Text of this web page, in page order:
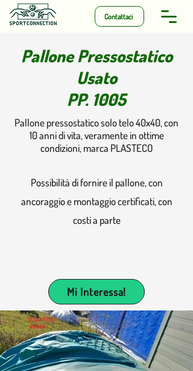
Contattaci
Pallone Pressostatico
Usato
PP. 1005
Pallone pressostatico solo telo 40x40, con
10 anni di vita, veramente in ottime
condizioni, marca PLASTECO
Possibilità di fornire il pallone, con
ancoraggio e montaggio certificati, con
costi a parte
Mi Interessa!